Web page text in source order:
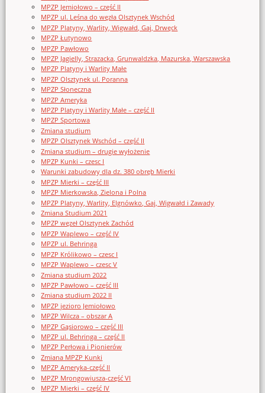
MPZP Jemiołowo – część II
MPZP ul. Leśna do węzła Olsztynek Wschód
MPZP Platyny, Warlity, Wigwałd, Gaj, Drwęck
MPZP Łutynowo
MPZP Pawłowo
MPZP Jagielly, Strazacka, Grunwaldzka, Mazurska, Warszawska
MPZP Platyny i Warlity Małe
MPZP Olsztynek ul. Poranna
MPZP Słoneczna
MPZP Ameryka
MPZP Platyny i Warlity Małe – część II
MPZP Sportowa
Zmiana studium
MPZP Olsztynek Wschód – część II
Zmiana studium – drugie wyłożenie
MPZP Kunki – czesc I
Warunki zabudowy dla dz. 380 obręb Mierki
MPZP Mierki – część III
MPZP Mierkowska, Zielona i Polna
MPZP Platyny, Warlity, Elgnówko, Gaj, Wigwałd i Zawady
Zmiana Studium 2021
MPZP węzeł Olsztynek Zachód
MPZP Waplewo – część IV
MPZP ul. Behringa
MPZP Królikowo – czesc I
MPZP Waplewo – czesc V
Zmiana studium 2022
MPZP Pawłowo – część III
Zmiana studium 2022 II
MPZP jezioro Jemiołowo
MPZP Wilcza – obszar A
MPZP Gąsiorowo – część III
MPZP ul. Behringa – część II
MPZP Perłowa i Pionierów
Zmiana MPZP Kunki
MPZP Ameryka-część II
MPZP Mrongowiusza-część VI
MPZP Mierki – część IV